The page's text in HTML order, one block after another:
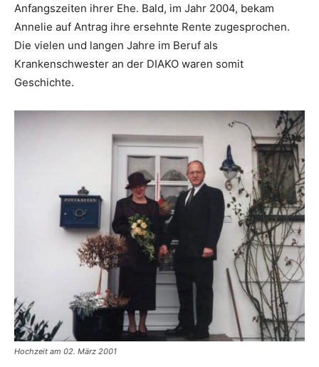
Anfangszeiten ihrer Ehe. Bald, im Jahr 2004, bekam
Annelie auf Antrag ihre ersehnte Rente zugesprochen.
Die vielen und langen Jahre im Beruf als
Krankenschwester an der DIAKO waren somit
Geschichte.
Hochzeit am 02. März 2001